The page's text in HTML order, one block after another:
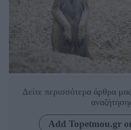
Photo: Shutterstock
Δείτε περισσότερα άρθρα μας
Add Topetmou.gr